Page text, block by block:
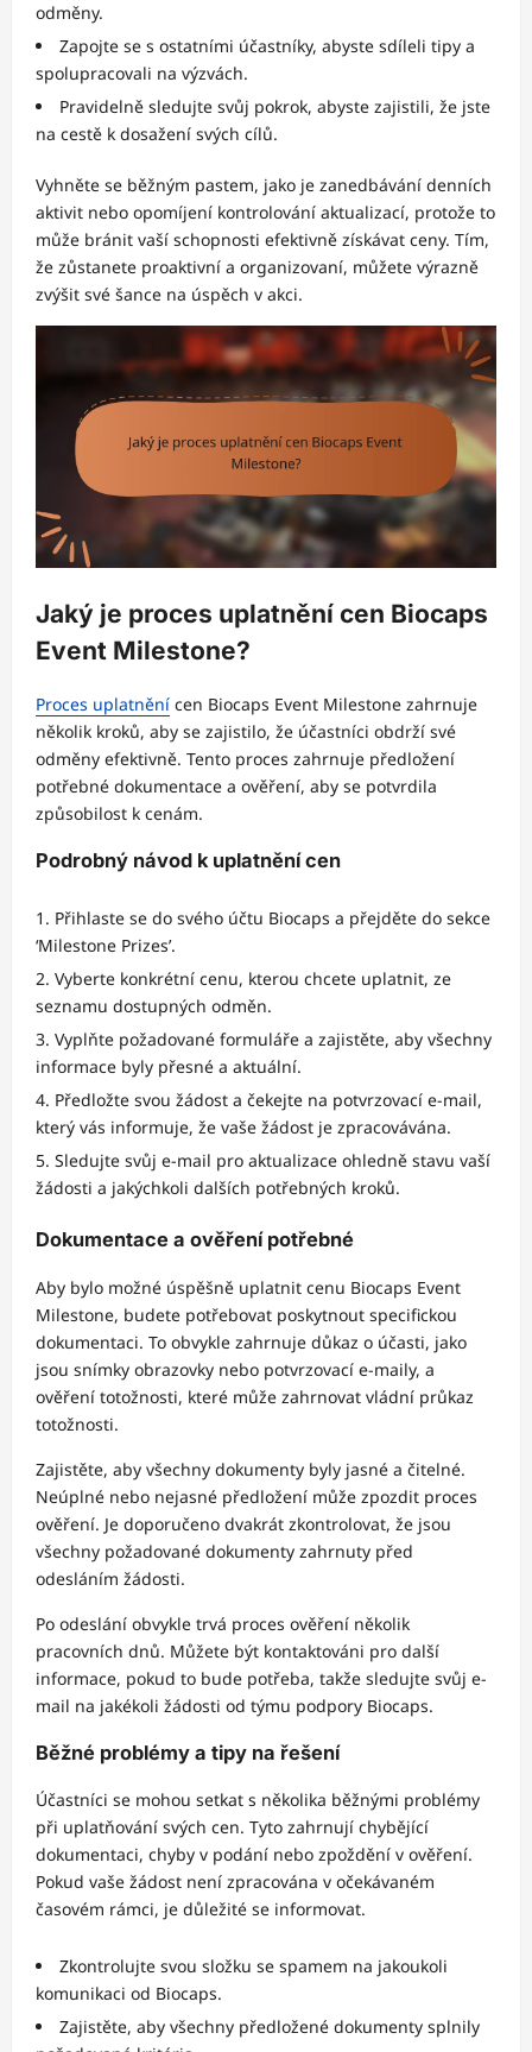
odměny.
Zapojte se s ostatními účastníky, abyste sdíleli tipy a
spolupracovali na výzvách.
Pravidelně sledujte svůj pokrok, abyste zajistili, že jste
na cestě k dosažení svých cílů.
Vyhněte se běžným pastem, jako je zanedbávání denních
aktivit nebo opomíjení kontrolování aktualizací, protože to
může bránit vaší schopnosti efektivně získávat ceny. Tím,
že zůstanete proaktivní a organizovaní, můžete výrazně
zvýšit své šance na úspěch v akci.
Jaký je proces uplatnění cen Biocaps
Event Milestone?
Proces uplatnění cen Biocaps Event Milestone zahrnuje
několik kroků, aby se zajistilo, že účastníci obdrží své
odměny efektivně. Tento proces zahrnuje předložení
potřebné dokumentace a ověření, aby se potvrdila
způsobilost k cenám.
Podrobný návod k uplatnění cen
Přihlaste se do svého účtu Biocaps a přejděte do sekce
‘Milestone Prizes’.
Vyberte konkrétní cenu, kterou chcete uplatnit, ze
seznamu dostupných odměn.
Vyplňte požadované formuláře a zajistěte, aby všechny
informace byly přesné a aktuální.
Předložte svou žádost a čekejte na potvrzovací e-mail,
který vás informuje, že vaše žádost je zpracovávána.
Sledujte svůj e-mail pro aktualizace ohledně stavu vaší
žádosti a jakýchkoli dalších potřebných kroků.
Dokumentace a ověření potřebné
Aby bylo možné úspěšně uplatnit cenu Biocaps Event
Milestone, budete potřebovat poskytnout specifickou
dokumentaci. To obvykle zahrnuje důkaz o účasti, jako
jsou snímky obrazovky nebo potvrzovací e-maily, a
ověření totožnosti, které může zahrnovat vládní průkaz
totožnosti.
Zajistěte, aby všechny dokumenty byly jasné a čitelné.
Neúplné nebo nejasné předložení může zpozdit proces
ověření. Je doporučeno dvakrát zkontrolovat, že jsou
všechny požadované dokumenty zahrnuty před
odesláním žádosti.
Po odeslání obvykle trvá proces ověření několik
pracovních dnů. Můžete být kontaktováni pro další
informace, pokud to bude potřeba, takže sledujte svůj e-
mail na jakékoli žádosti od týmu podpory Biocaps.
Běžné problémy a tipy na řešení
Účastníci se mohou setkat s několika běžnými problémy
při uplatňování svých cen. Tyto zahrnují chybějící
dokumentaci, chyby v podání nebo zpoždění v ověření.
Pokud vaše žádost není zpracována v očekávaném
časovém rámci, je důležité se informovat.
Zkontrolujte svou složku se spamem na jakoukoli
komunikaci od Biocaps.
Zajistěte, aby všechny předložené dokumenty splnily